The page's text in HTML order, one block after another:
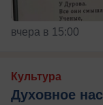
вчера в 15:00
Культура
Духовное